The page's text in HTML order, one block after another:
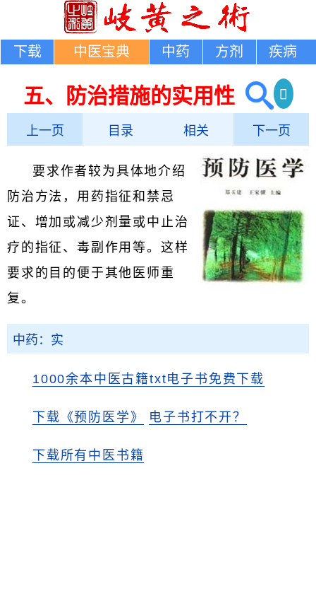
下载 中医宝典 中药 方剂 疾病
五、防治措施的实用性
上一页 目录 相关 下一页
要求作者较为具体地介绍
防治方法，用药指征和禁忌
证、增加或减少剂量或中止治
疗的指征、毒副作用等。这样
要求的目的便于其他医师重
复。
中药：实
1000余本中医古籍txt电子书免费下载
下载《预防医学》 电子书打不开？
下载所有中医书籍